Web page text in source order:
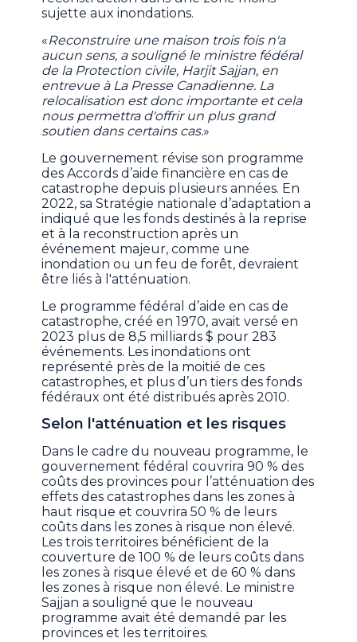
sujette aux inondations.
«Reconstruire une maison trois fois n'a
aucun sens, a souligné le ministre fédéral
de la Protection civile, Harjit Sajjan, en
entrevue à La Presse Canadienne. La
relocalisation est donc importante et cela
nous permettra d'offrir un plus grand
soutien dans certains cas.»
Le gouvernement révise son programme
des Accords d’aide financière en cas de
catastrophe depuis plusieurs années. En
2022, sa Stratégie nationale d’adaptation a
indiqué que les fonds destinés à la reprise
et à la reconstruction après un
événement majeur, comme une
inondation ou un feu de forêt, devraient
être liés à l'atténuation.
Le programme fédéral d’aide en cas de
catastrophe, créé en 1970, avait versé en
2023 plus de 8,5 milliards $ pour 283
événements. Les inondations ont
représenté près de la moitié de ces
catastrophes, et plus d’un tiers des fonds
fédéraux ont été distribués après 2010.
Selon l'atténuation et les risques
Dans le cadre du nouveau programme, le
gouvernement fédéral couvrira 90 % des
coûts des provinces pour l’atténuation des
effets des catastrophes dans les zones à
haut risque et couvrira 50 % de leurs
coûts dans les zones à risque non élevé.
Les trois territoires bénéficient de la
couverture de 100 % de leurs coûts dans
les zones à risque élevé et de 60 % dans
les zones à risque non élevé. Le ministre
Sajjan a souligné que le nouveau
programme avait été demandé par les
provinces et les territoires.